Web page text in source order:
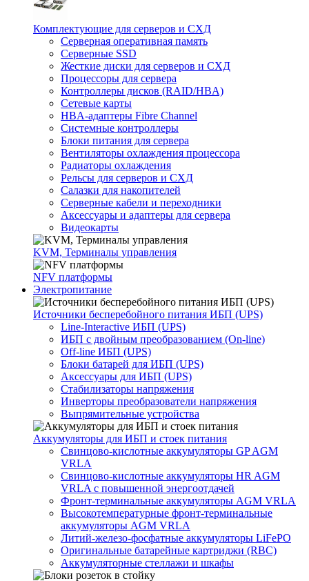
Комплектующие для серверов и СХД
Серверная оперативная память
Серверные SSD
Жесткие диски для серверов и СХД
Процессоры для сервера
Контроллеры дисков (RAID/HBA)
Сетевые карты
HBA-адаптеры Fibre Channel
Системные контроллеры
Блоки питания для сервера
Вентиляторы охлаждения процессора
Радиаторы охлаждения
Рельсы для серверов и СХД
Салазки для накопителей
Серверные кабели и переходники
Аксессуары и адаптеры для сервера
Видеокарты
KVM, Терминалы управления
NFV платформы
Электропитание
Источники бесперебойного питания ИБП (UPS)
Line-Interactive ИБП (UPS)
ИБП с двойным преобразованием (On-line)
Off-line ИБП (UPS)
Блоки батарей для ИБП (UPS)
Аксессуары для ИБП (UPS)
Стабилизаторы напряжения
Инверторы преобразователи напряжения
Выпрямительные устройства
Аккумуляторы для ИБП и стоек питания
Свинцово-кислотные аккумуляторы GP AGM
VRLA
Свинцово-кислотные аккумуляторы HR AGM
VRLA с повышенной энергоотдачей
Фронт-терминальные аккумуляторы AGM VRLA
Высокотемпературные фронт-терминальные
аккумуляторы AGM VRLA
Литий-железо-фосфатные аккумуляторы LiFePO
Оригинальные батарейные картриджи (RBC)
Аккумуляторные стеллажи и шкафы